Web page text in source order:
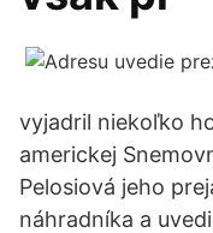
vyjadril niekoľko
americkej
Pelosiová jeho
náhradníka a